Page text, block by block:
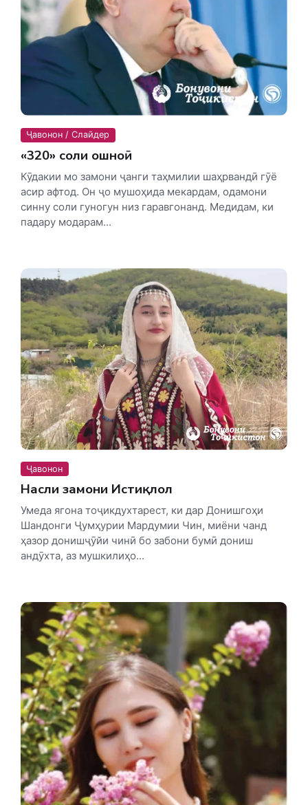
Ҷавонон / Слайдер
«320» соли ошноӣ
Кӯдакии мо замони ҷанги таҳмилии шаҳрвандӣ гӯё
асир афтод. Он ҷо мушоҳида мекардам, одамони
синну соли гуногун низ гаравгонанд. Медидам, ки
падару модарам...
Ҷавонон
Насли замони Истиқлол
Умеда ягона тоҷикдухтарест, ки дар Донишгоҳи
Шандонги Ҷумҳурии Мардумии Чин, миёни чанд
ҳазор донишҷӯйи чинӣ бо забони бумӣ дониш
андӯхта, аз мушкилиҳо...